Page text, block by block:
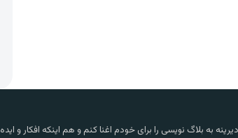
به بلاگ نویسی را برای خودم اغنا کنم و هم اینکه افکار و ایده